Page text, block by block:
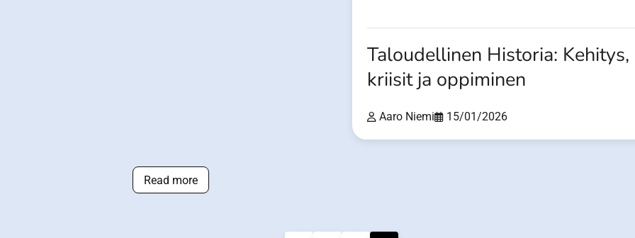
Taloudellinen Historia: Kehitys,
kriisit ja oppiminen
Aaro Niemi 15/01/2026
Read more